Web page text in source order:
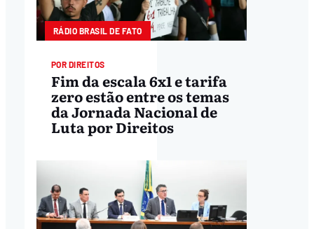
RÁDIO BRASIL DE FATO
POR DIREITOS
Fim da escala 6x1 e tarifa
zero estão entre os temas
da Jornada Nacional de
Luta por Direitos